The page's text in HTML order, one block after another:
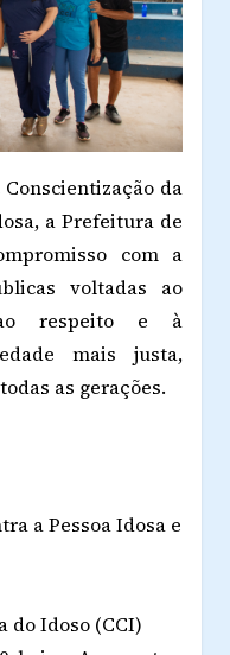
da
a Prefeitura de
com a
voltadas ao
ao respeito e à
mais justa,
as gerações.
a Pessoa Idosa e
do Idoso (CCI)